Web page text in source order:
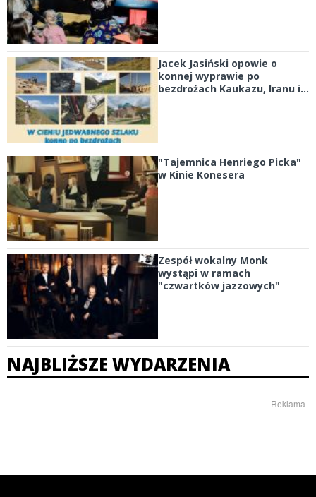
Jacek Jasiński opowie o
konnej wyprawie po
bezdrożach Kaukazu, Iranu i...
"Tajemnica Henriego Picka"
w Kinie Konesera
Zespół wokalny Monk
wystąpi w ramach
"czwartków jazzowych"
NAJBLIŻSZE WYDARZENIA
Reklama